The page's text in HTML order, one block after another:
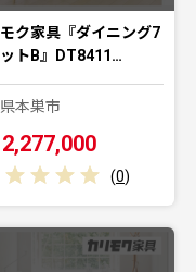
ク家具『ダイニング7
トB』DT8411…
本巣市
(0)